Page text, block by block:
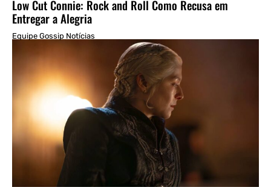
Low Cut Connie: Rock and Roll Como Recusa em
Entregar a Alegria
Equipe Gossip Notícias